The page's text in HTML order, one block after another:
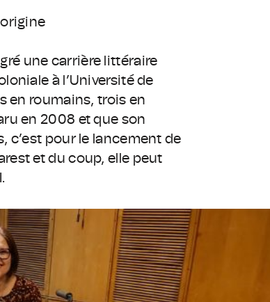
une carrière littéraire
à l’Université de
en roumains, trois en
en 2008 et que son
c’est pour le lancement de
et du coup, elle peut